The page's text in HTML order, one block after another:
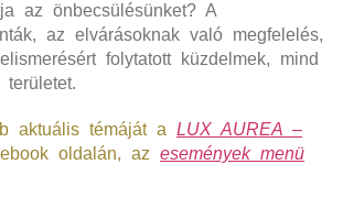
az önbecsülésünket? A
az elvárásoknak való megfelelés,
folytatott küzdelmek, mind
aktuális témáját a LUX AUREA –
oldalán, az események menü